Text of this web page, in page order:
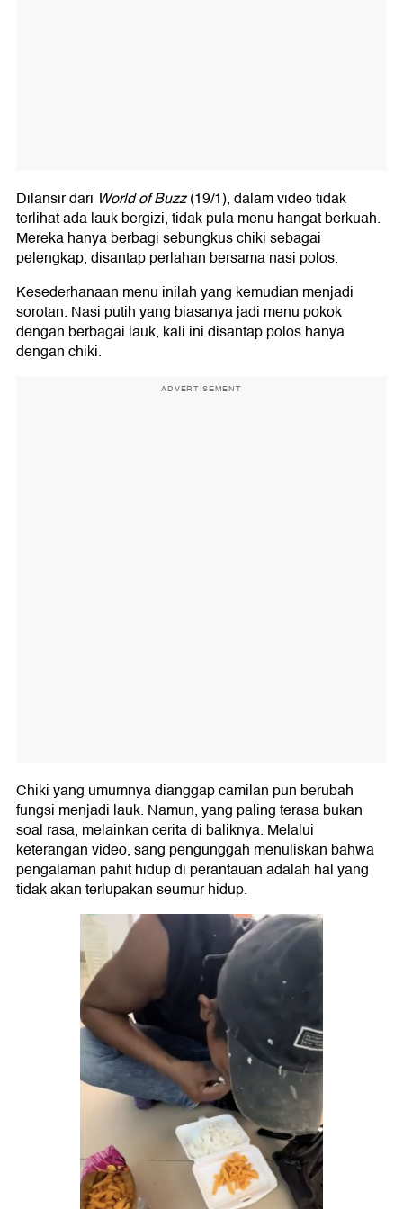
Dilansir dari World of Buzz(19/1), dalam video tidak
terlihat ada lauk bergizi, tidak pula menu hangat berkuah.
Mereka hanya berbagi sebungkus chiki sebagai
pelengkap, disantap perlahan bersama nasi polos.
Kesederhanaan menu inilah yang kemudian menjadi
sorotan. Nasi putih yang biasanya jadi menu pokok
dengan berbagai lauk, kali ini disantap polos hanya
dengan chiki.
ADVERTISEMENT
Chiki yang umumnya dianggap camilan pun berubah
fungsi menjadi lauk. Namun, yang paling terasa bukan
soal rasa, melainkan cerita di baliknya. Melalui
keterangan video, sang pengunggah menuliskan bahwa
pengalaman pahit hidup di perantauan adalah hal yang
tidak akan terlupakan seumur hidup.